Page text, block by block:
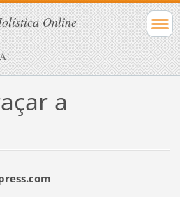
Online
a